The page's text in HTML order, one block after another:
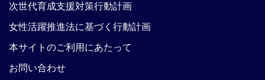
次世代育成支援対策行動計画
女性活躍推進法に基づく行動計画
本サイトのご利用にあたって
お問い合わせ